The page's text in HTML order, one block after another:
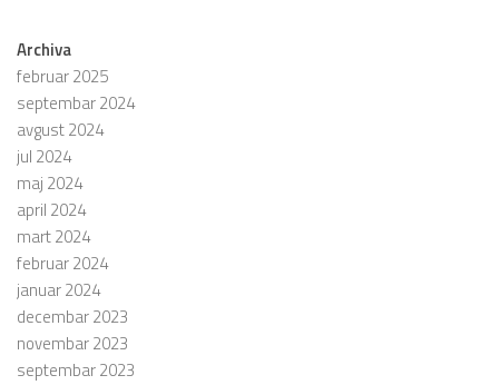
Archiva
februar 2025
septembar 2024
avgust 2024
jul 2024
maj 2024
april 2024
mart 2024
februar 2024
januar 2024
decembar 2023
novembar 2023
septembar 2023